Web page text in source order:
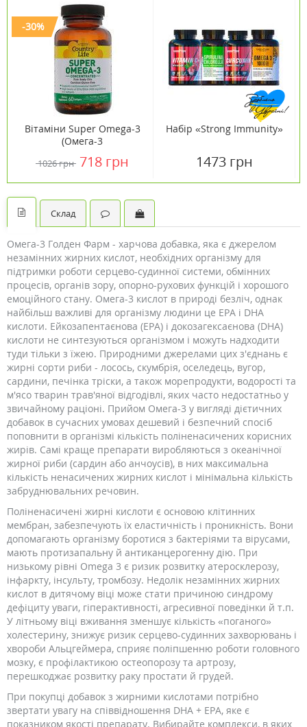
-30%
Вітаміни Super Omega-3
(Омега-3
риб'ячий жир) 60 капсул
1026 грн 718 грн
Набір «Strong Immunity»
1473 грн
Склад
Омега-3 Голден Фарм - харчова добавка, яка є джерелом
незамінних жирних кислот, необхідних організму для
підтримки роботи серцево-судинної системи, обмінних
процесів, органів зору, опорно-рухових функцій і хорошого
емоційного стану. Омега-3 кислот в природі безліч, однак
найбільш важливі для організму людини це EPA і DHA
кислоти. Ейкозапентаєнова (EPA) і докозагексаєнова (DHA)
кислоти не синтезуються організмом і можуть надходити
туди тільки з їжею. Природними джерелами цих з'єднань є
жирні сорти риби - лосось, скумбрія, оселедець, вугор,
сардини, печінка тріски, а також морепродукти, водорості та
м'ясо тварин трав'яної відгодівлі, яких часто недостатньо у
звичайному раціоні. Прийом Омега-3 у вигляді дієтичних
добавок в сучасних умовах дешевий і безпечний спосіб
поповнити в організмі кількість поліненасичених корисних
жирів. Самі краще препарати виробляються з океанічної
жирної риби (сардин або анчоусів), в них максимальна
кількість ненасичених жирних кислот і мінімальна кількість
забруднювальних речовин.
Поліненасичені жирні кислоти є основою клітинних
мембран, забезпечують їх еластичність і проникність. Вони
допомагають організму боротися з бактеріями та вірусами,
мають протизапальну й антиканцерогенну дію. При
низькому рівні Omega 3 є ризик розвитку атеросклерозу,
інфаркту, інсульту, тромбозу. Недолік незамінних жирних
кислот в дитячому віці може стати причиною синдрому
дефіциту уваги, гіперактивності, агресивної поведінки й т.п.
У літньому віці вживання зменшує кількість «поганого»
холестерину, знижує ризик серцево-судинних захворювань і
хвороби Альцгеймера, сприяє поліпшенню роботи головного
мозку, є профілактикою остеопорозу та артрозу,
перешкоджає розвитку раку простати й грудей.
При покупці добавок з жирними кислотами потрібно
звертати увагу на співвідношення DHA + EPA, яке є
показником якості препарату. Вибирайте комплекси, в яких